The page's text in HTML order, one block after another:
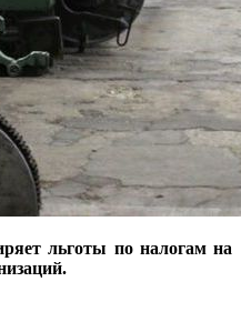
льготы по налогам на